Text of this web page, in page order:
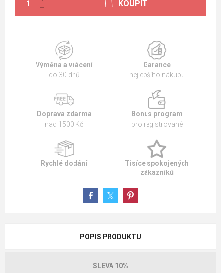
KOUPIT
Výměna a vrácení
do 30 dnů
Garance
nejlepšího nákupu
Doprava zdarma
nad 1500 Kč
Bonus program
pro registrované
Rychlé dodání
Tisíce spokojených
zákazníků
POPIS PRODUKTU
SLEVA 10%